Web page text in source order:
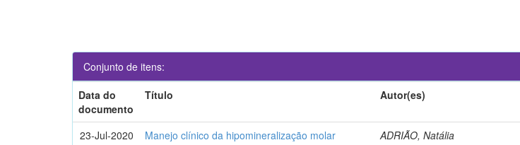
Conjunto de itens:
Data do
documento
Título Autor(es)
23-Jul-2020
Manejo clínico da hipomineralização molar
ADRIÃO, Natália